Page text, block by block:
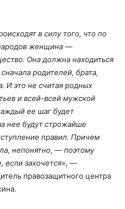
в силу того, что по
женщина —
Она должна находиться
родителей, брата,
И это не считая родных
и всей-всей мужской
ее шаг будет
нее будут строжайше
правил. Причем
непонятно, — поэтому
если захочется», —
правозащитного центра